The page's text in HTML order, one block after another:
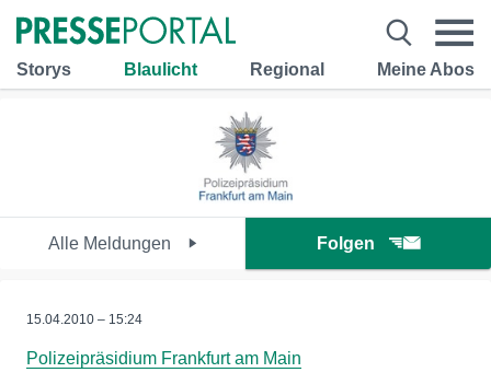
Storys Blaulicht Regional Meine Abos
Alle Meldungen Folgen
15.04.2010 – 15:24
Polizeipräsidium Frankfurt am Main